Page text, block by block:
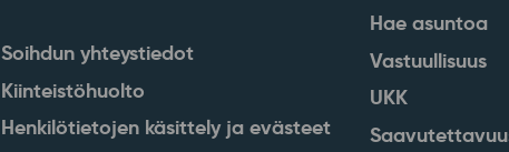
Soihdun yhteystiedot
Kiinteistöhuolto
Henkilötietojen käsittely ja evästeet
Hae asuntoa
Vastuullisuus
UKK